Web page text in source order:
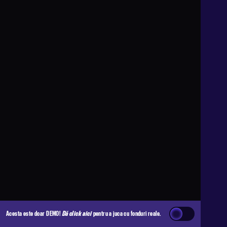
Acesta este doar DEMO!Dă click aicipentru a juca cu fonduri reale.